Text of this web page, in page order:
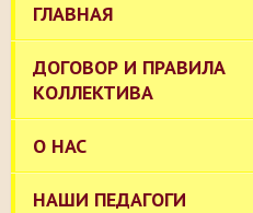
ГЛАВНАЯ
ДОГОВОР И ПРАВИЛА
КОЛЛЕКТИВА
О НАС
НАШИ ПЕДАГОГИ